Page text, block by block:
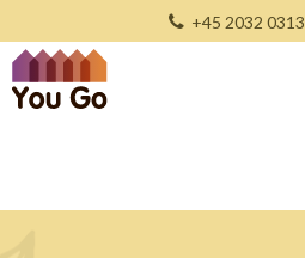
+45 2032 0313